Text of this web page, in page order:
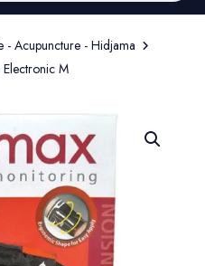
- Acupuncture - Hidjama
Electronic M